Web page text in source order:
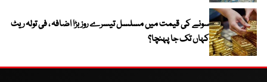
سونے کی قیمت میں مسلسل تیسرے روز بڑا اضافہ ، فی تولہ ریٹ
کہاں تک جا پہنچا؟